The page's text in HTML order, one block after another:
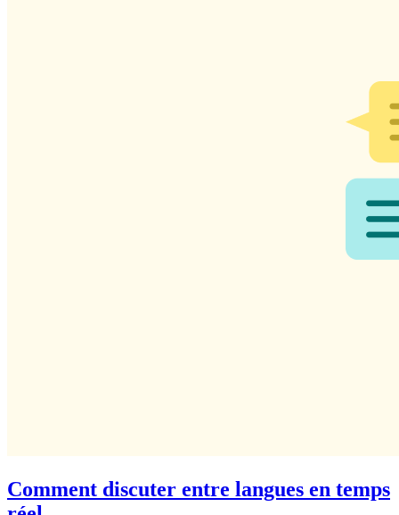
Comment discuter entre langues en temps